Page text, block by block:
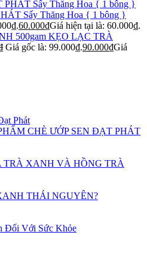
Sấy Thăng Hoa { 1 bông }
60.000₫Giá hiện tại là: 60.000₫.
KẸO LẠC TRÀ
Giá gốc là: 99.000₫.90.000₫Giá
Phát
CHÈ ƯỚP SEN ĐẠT PHÁT
TRÀ XANH VÀ HỒNG TRÀ
THÁI NGUYÊN?
Đối Với Sức Khỏe